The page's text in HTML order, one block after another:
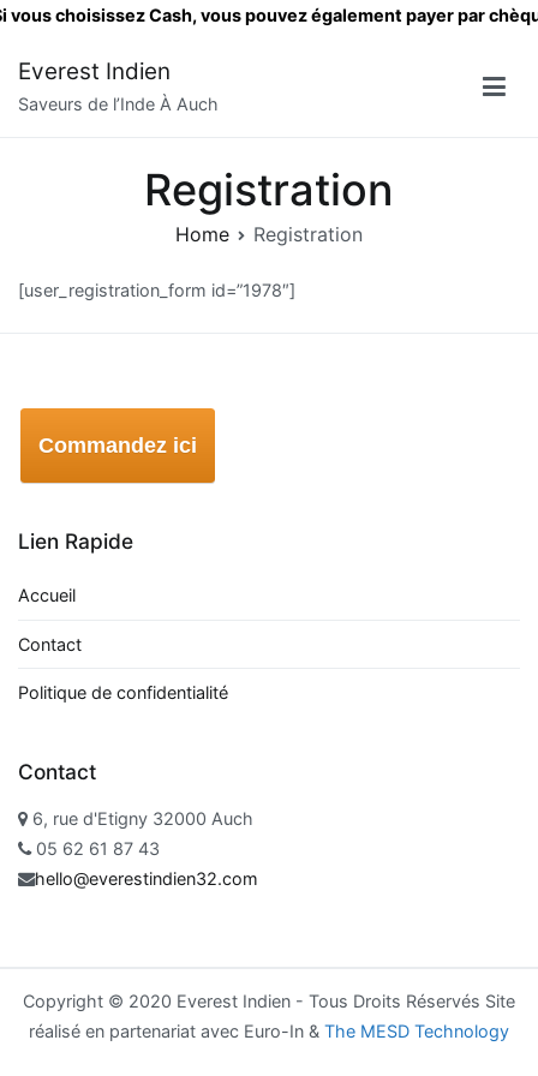
vous choisissez Cash, vous pouvez également payer par
content
Everest Indien
Saveurs de l’Inde À Auch
Registration
Home Registration
[user_registration_form id=”1978″]
Commandez ici
Lien Rapide
Accueil
Contact
Politique de confidentialité
Contact
6, rue d'Etigny 32000 Auch
05 62 61 87 43
hello@everestindien32.com
Copyright ©️ 2020 Everest Indien - Tous Droits Réservés Site
réalisé en partenariat avec Euro-In & The MESD Technology